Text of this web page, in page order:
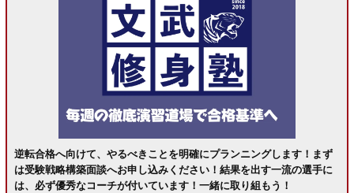
逆転合格へ向けて、やるべきことを明確にプランニングします！まず
は受験戦略構築面談へお申し込みください！結果を出す一流の選手に
は、必ず優秀なコーチが付いています！一緒に取り組もう！